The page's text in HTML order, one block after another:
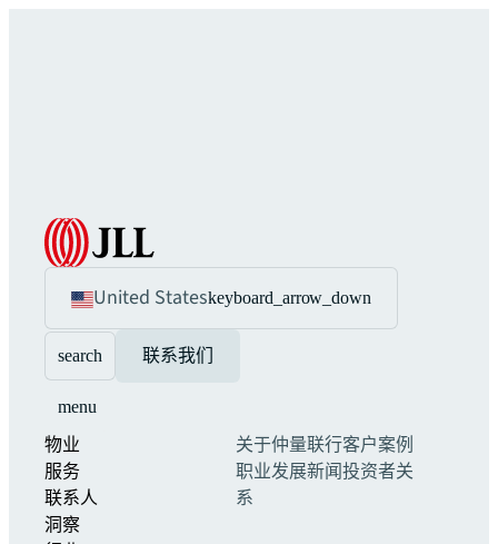
United Stateskeyboard_arrow_down
search 联系我们
menu
物业
服务
联系人
洞察
关于仲量联行客户案例
职业发展新闻投资者关
系